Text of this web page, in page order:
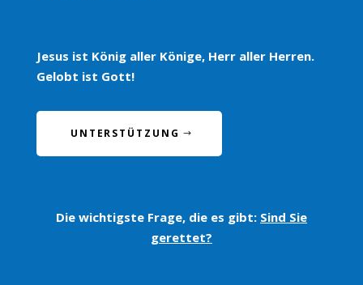
Jesus ist König aller Könige, Herr aller Herren.
Gelobt ist Gott!
UNTERSTÜTZUNG
Die wichtigste Frage, die es gibt: Sind Sie
gerettet?